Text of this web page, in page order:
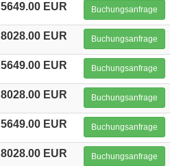
5649.00 EUR Buchungsanfrage
8028.00 EUR Buchungsanfrage
5649.00 EUR Buchungsanfrage
8028.00 EUR Buchungsanfrage
5649.00 EUR Buchungsanfrage
8028.00 EUR Buchungsanfrage